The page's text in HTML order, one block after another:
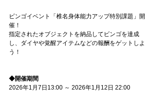
ビンゴイベント「椎名身体能力アップ特別課題」開
催！
指定されたオブジェクトを納品してビンゴを達成
し、ダイヤや覚醒アイテムなどの報酬をゲットしよ
う！
◆開催期間
2026年1月7日13:00 ～ 2026年1月12日 22:00